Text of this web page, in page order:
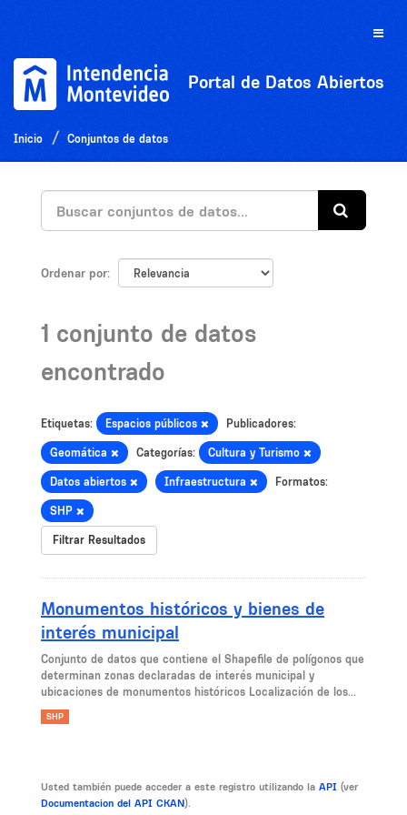
Toggle
Portal de Datos Abiertos
Inicio Conjuntos de datos
Ordenar por
1 conjunto de datos
encontrado
Etiquetas: Espacios públicos Publicadores:
Geomática Categorías: Cultura y Turismo
Datos abiertos Infraestructura Formatos:
SHP
Filtrar Resultados
Monumentos históricos y bienes de
interés municipal
Conjunto de datos que contiene el Shapefile de polígonos que
determinan zonas declaradas de interés municipal y
ubicaciones de monumentos históricos Localización de los...
SHP
Usted también puede acceder a este registro utilizando la API (ver
Documentacion del API CKAN).